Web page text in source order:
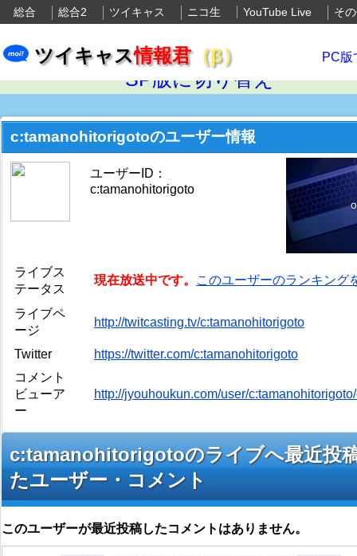
総合 総合2 ツイキャス ニコ生 YouTube Live そ
ツイキャス情報君（β） PC版
SP版に切り替え
c:tamanohitorigotoのユーザー情報
ユーザーID：
c:tamanohitorigoto
ライブス
テータス
現在放送中です。 このユーザーのランキング
ライブペ
ージ
http://twitcasting.tv/c:tamanohitorigoto
Twitter
https://twitter.com/c:tamanohitorigoto
コメント
ビューア
ー
http://jyouhoukun.com/user/
c:tamanohitorigotoのライブへ最近投
たユーザー・コメント
このユーザーが最近投稿したコメントはありません。